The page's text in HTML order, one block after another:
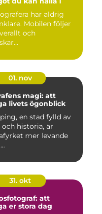
har aldrig
Mobilen följer
och
01. nov
magi: att
livets ögonblick
en stad fylld av
historia, är
mer levande
31. okt
att
er stora dag